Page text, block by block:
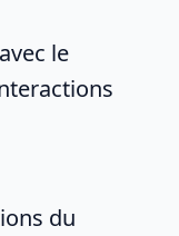
le
du